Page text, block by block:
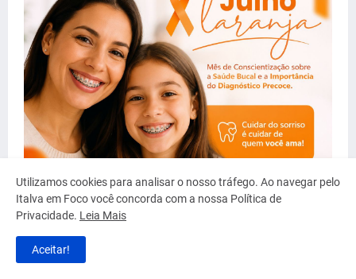
Utilizamos cookies para analisar o nosso tráfego. Ao navegar pelo
Italva em Foco você concorda com a nossa Política de
Privacidade. Leia Mais
Aceitar!